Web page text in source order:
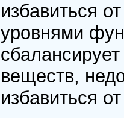
избавиться
уровнями
веществ,
избавиться